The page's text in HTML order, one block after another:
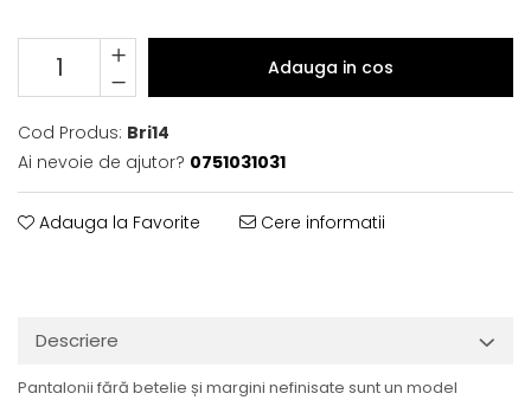
Adauga in cos
Cod Produs: Bri14
Ai nevoie de ajutor? 0751031031
Adauga la Favorite Cere informatii
Descriere
Pantalonii fără betelie și margini nefinisate sunt un model